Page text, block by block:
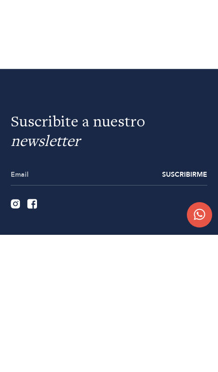
Suscribite a nuestro
newsletter
SUSCRIBIRME